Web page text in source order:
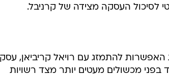
לסיכול העסקה מצידה של קרניבל.
להתמזג עם רויאל קריביאן,
מכשולים מעטים יותר מצד רשויות